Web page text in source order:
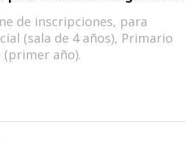
de inscripciones, para
(sala de 4 años), Primario
año).